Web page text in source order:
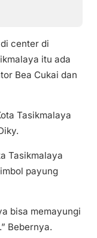
center di
itu ada
Bea Cukai dan
Tasikmalaya
Tasikmalaya
payung
bisa memayungi
Bebernya.